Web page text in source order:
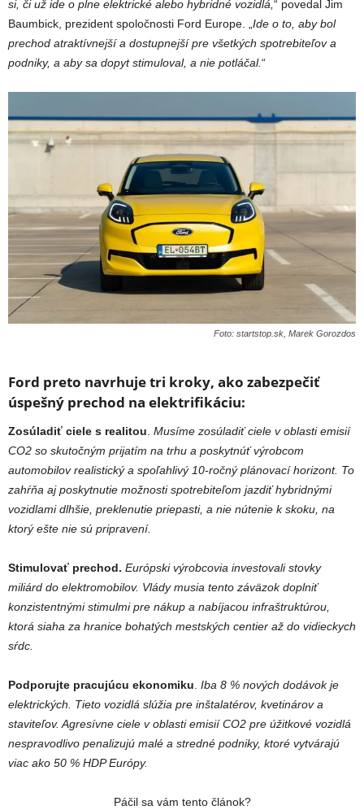
si, či už ide o plne elektrické alebo hybridné vozidlá, “ povedal Jim
Baumbick, prezident spoločnosti Ford Europe. „ Ide o to, aby bol
prechod atraktívnejší a dostupnejší pre všetkých spotrebiteľov a
podniky, a aby sa dopyt stimuloval, a nie potláčal.“
Foto: startstop.sk, Marek Gorozdos
Ford preto navrhuje tri kroky, ako zabezpečiť
úspešný prechod na elektrifikáciu:
Zosúladiť ciele s realitou. Musíme zosúladiť ciele v oblasti emisií
CO2 so skutočným prijatím na trhu a poskytnúť výrobcom
automobilov realistický a spoľahlivý 10-ročný plánovací horizont. To
zahŕňa aj poskytnutie možnosti spotrebiteľom jazdiť hybridnými
vozidlami dlhšie, preklenutie priepasti, a nie nútenie k skoku, na
ktorý ešte nie sú pripravení.
Stimulovať prechod. Európski výrobcovia investovali stovky
miliárd do elektromobilov. Vlády musia tento záväzok doplniť
konzistentnými stimulmi pre nákup a nabíjacou infraštruktúrou,
ktorá siaha za hranice bohatých mestských centier až do vidieckych
sŕdc.
Podporujte pracujúcu ekonomiku. Iba 8 % nových dodávok je
elektrických. Tieto vozidlá slúžia pre inštalatérov, kvetinárov a
staviteľov. Agresívne ciele v oblasti emisií CO2 pre úžitkové vozidlá
nespravodlivo penalizujú malé a stredné podniky, ktoré vytvárajú
viac ako 50 % HDP Európy.
Páčil sa vám tento článok?